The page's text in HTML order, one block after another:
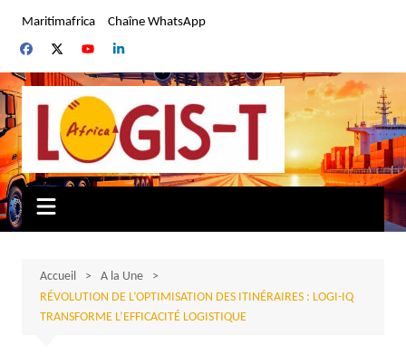
contenu
Maritimafrica Chaîne WhatsApp
Accueil
A la Une
RÉVOLUTION DE L’OPTIMISATION DES ITINÉRAIRES : LOGI-IQ
TRANSFORME L’EFFICACITÉ LOGISTIQUE